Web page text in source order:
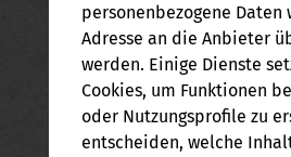
personenbezogene Daten
Adresse an die Anbieter
werden. Einige Dienste
Cookies, um Funktionen
oder Nutzungsprofile zu
entscheiden, welche
1.) DOWNLOADEN